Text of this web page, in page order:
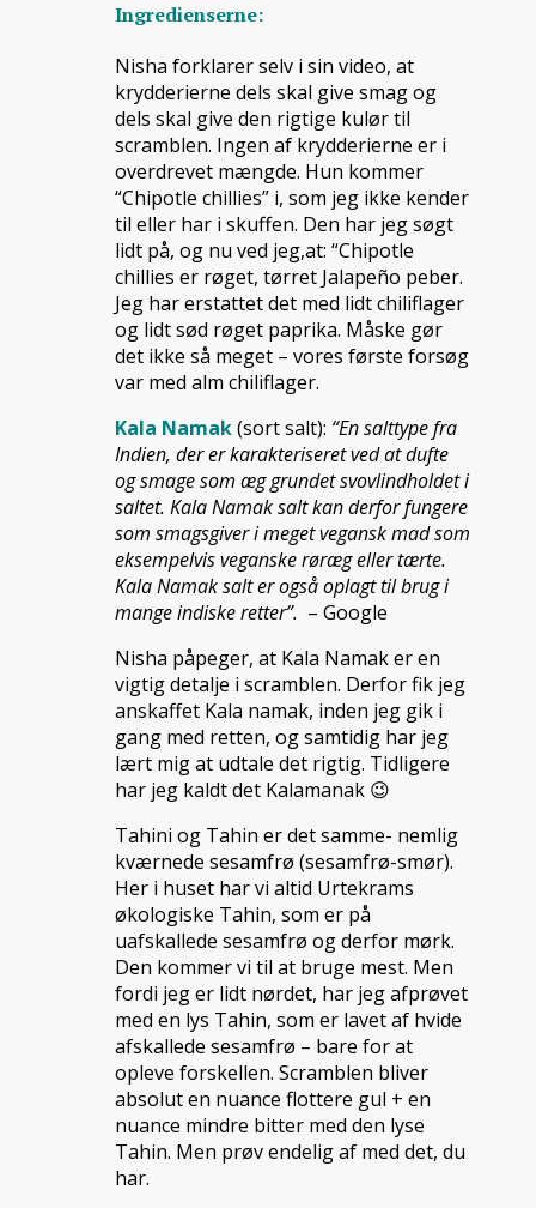
Ingredienserne:
Nisha forklarer selv i sin video, at
krydderierne dels skal give smag og
dels skal give den rigtige kulør til
scramblen. Ingen af krydderierne er i
overdrevet mængde. Hun kommer
“Chipotle chillies” i, som jeg ikke kender
til eller har i skuffen. Den har jeg søgt
lidt på, og nu ved jeg,at: “Chipotle
chillies er røget, tørret Jalapeño peber.
Jeg har erstattet det med lidt chiliflager
og lidt sød røget paprika. Måske gør
det ikke så meget – vores første forsøg
var med alm chiliflager.
Kala Namak(sort salt): “En salttype fra
Indien, der er karakteriseret ved at dufte
og smage som æg grundet svovlindholdet i
saltet. Kala Namak salt kan derfor fungere
som smagsgiver i meget vegansk mad som
eksempelvis veganske røræg eller tærte.
Kala Namak salt er også oplagt til brug i
mange indiske retter”. – Google
Nisha påpeger, at Kala Namak er en
vigtig detalje i scramblen. Derfor fik jeg
anskaffet Kala namak, inden jeg gik i
gang med retten, og samtidig har jeg
lært mig at udtale det rigtig. Tidligere
har jeg kaldt det Kalamanak 😉
Tahini og Tahin er det samme- nemlig
kværnede sesamfrø (sesamfrø-smør).
Her i huset har vi altid Urtekrams
økologiske Tahin, som er på
uafskallede sesamfrø og derfor mørk.
Den kommer vi til at bruge mest. Men
fordi jeg er lidt nørdet, har jeg afprøvet
med en lys Tahin, som er lavet af hvide
afskallede sesamfrø – bare for at
opleve forskellen. Scramblen bliver
absolut en nuance flottere gul + en
nuance mindre bitter med den lyse
Tahin. Men prøv endelig af med det, du
har.